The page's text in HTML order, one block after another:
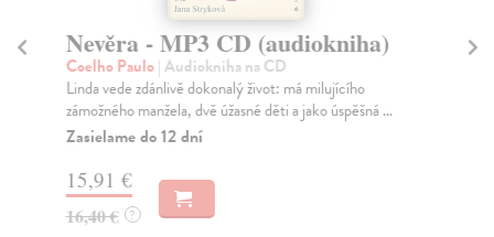
Nevěra - MP3 CD (audiokniha)
Coelho Paulo| Audiokniha na CD
Linda vede zdánlivě dokonalý život: má milujícího
zámožného manžela, dvě úžasné děti a jako úspěšná ...
Zasielame do 12 dní
15,91 €
16,40 € ?